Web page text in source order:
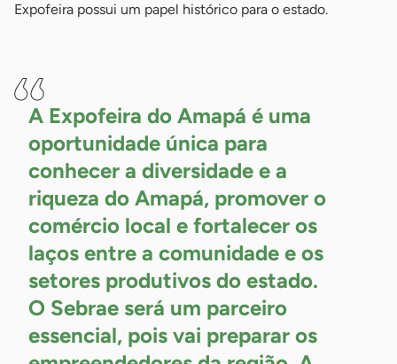
Expofeira possui um papel histórico para o estado.
A Expofeira do Amapá é uma
oportunidade única para
conhecer a diversidade e a
riqueza do Amapá, promover o
comércio local e fortalecer os
laços entre a comunidade e os
setores produtivos do estado.
O Sebrae será um parceiro
essencial, pois vai preparar os